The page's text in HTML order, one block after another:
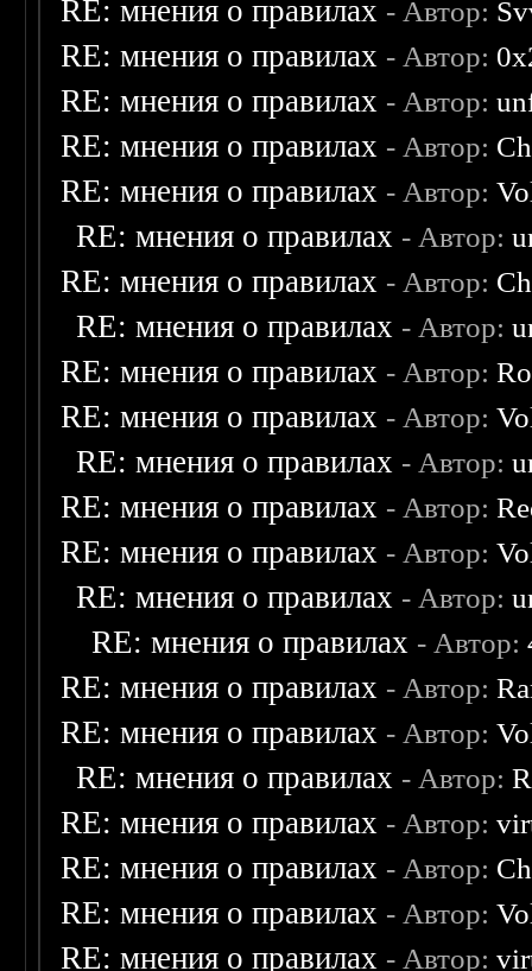
RE: мнения о правилах - Автор:
RE: мнения о правилах - Автор:
RE: мнения о правилах - Автор:
RE: мнения о правилах - Автор:
RE: мнения о правилах - Автор:
RE: мнения о правилах - Автор:
RE: мнения о правилах - Автор:
RE: мнения о правилах - Автор:
RE: мнения о правилах - Автор:
RE: мнения о правилах - Автор:
RE: мнения о правилах - Автор:
RE: мнения о правилах - Автор:
RE: мнения о правилах - Автор:
RE: мнения о правилах - Автор:
RE: мнения о правилах - Автор:
RE: мнения о правилах - Автор:
RE: мнения о правилах - Автор:
RE: мнения о правилах - Автор:
RE: мнения о правилах - Автор:
RE: мнения о правилах - Автор:
RE: мнения о правилах - Автор:
RE: мнения о правилах - Автор: